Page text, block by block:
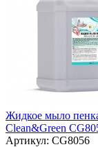
Жидкое мыло
Clean&Green
Артикул: CG8056